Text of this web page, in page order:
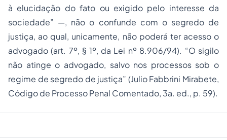
à elucidação do fato ou exigido pelo interesse da
sociedade” —, não o confunde com o segredo de
justiça, ao qual, unicamente, não poderá ter acesso o
advogado(art. 7º, § 1º, da Lei nº 8.906/94). “O sigilo
não atinge o advogado, salvo nos processos sob o
regime de segredo de justiça” (Julio Fabbrini Mirabete,
Código de Processo Penal Comentado, 3a. ed., p. 59).